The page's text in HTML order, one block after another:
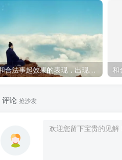
和合法事起效果的表现，出现这些就要留意了 和
评论 抢沙发